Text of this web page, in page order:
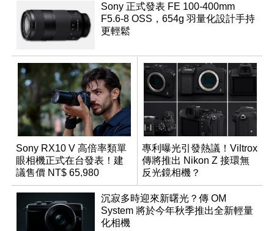
Sony 正式發表 FE 100-400mm
F5.6-8 OSS，654g 羽量化設計手持
更輕鬆
Sony RX10 V 高倍率類單
眼相機正式在台發表！建
議售價 NT$ 65,980
專利曝光引發熱議！Viltrox
傳將推出 Nikon Z 接環無
反光鏡相機？
沉寂多時迎來新曙光？傳 OM
System 將於今年秋季推出全新輕量
化相機